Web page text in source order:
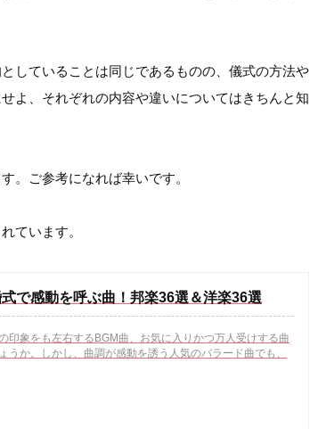
していることは同じであるものの、儀式の方法や
よ、それぞれの内容や違いについてはきちんと知
。ご参考になれば幸いです。
ています。
式で感動を呼ぶ曲！邦楽36選＆洋楽36選
印象をも左右するBGM曲、お気に入りかつ万人受けする曲
うか。しかし、曲調が感動を誘う人気のバラード曲でも、